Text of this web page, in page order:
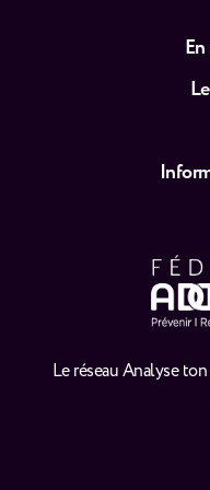
Le réseau Analyse